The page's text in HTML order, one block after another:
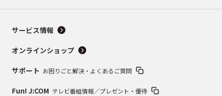
サービス情報
オンラインショップ
サポート お困りごと解決・よくあるご質問
Fun! J:COM テレビ番組情報／プレゼント・優待